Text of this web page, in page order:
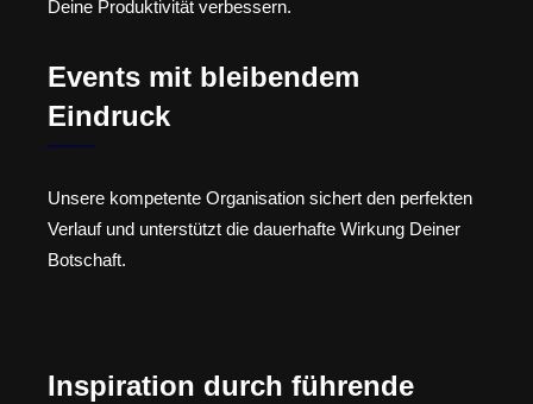
Deine Produktivität verbessern.
Events mit bleibendem
Eindruck
Unsere kompetente Organisation sichert den perfekten
Verlauf und unterstützt die dauerhafte Wirkung Deiner
Botschaft.
Inspiration durch führende